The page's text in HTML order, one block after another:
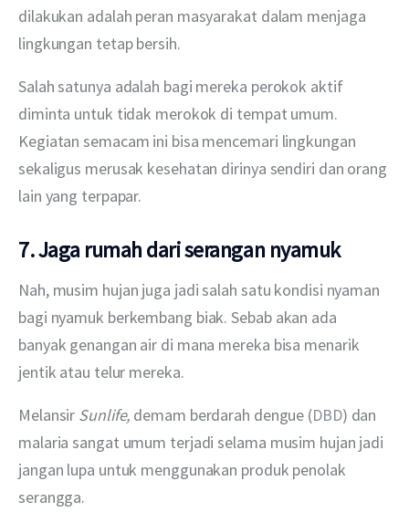
dilakukan adalah peran masyarakat dalam menjaga
lingkungan tetap bersih.
Salah satunya adalah bagi mereka perokok aktif
diminta untuk tidak merokok di tempat umum.
Kegiatan semacam ini bisa mencemari lingkungan
sekaligus merusak kesehatan dirinya sendiri dan orang
lain yang terpapar.
7. Jaga rumah dari serangan nyamuk
Nah, musim hujan juga jadi salah satu kondisi nyaman
bagi nyamuk berkembang biak. Sebab akan ada
banyak genangan air di mana mereka bisa menarik
jentik atau telur mereka.
Melansir Sunlife, demam berdarah dengue (DBD) dan
malaria sangat umum terjadi selama musim hujan jadi
jangan lupa untuk menggunakan produk penolak
serangga.